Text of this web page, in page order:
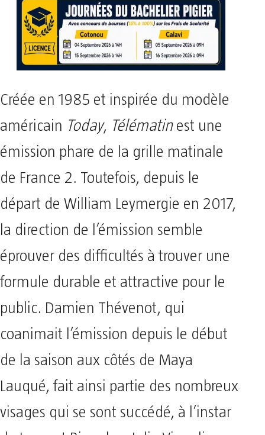
Créée en 1985 et inspirée du modèle
américain Today, Télématinest une
émission phare de la grille matinale
de France 2. Toutefois, depuis le
départ de William Leymergie en 2017,
la direction de l’émission semble
éprouver des difficultés à trouver une
formule durable et attractive pour le
public. Damien Thévenot, qui
coanimait l’émission depuis le début
de la saison aux côtés de Maya
Lauqué, fait ainsi partie des nombreux
visages qui se sont succédé, à l’instar